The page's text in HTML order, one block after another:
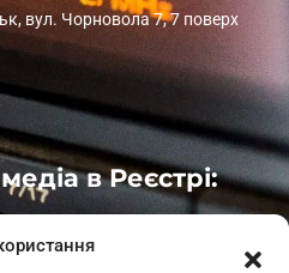
вул. Чорновола 7, 7 поверх
в Реєстрі: